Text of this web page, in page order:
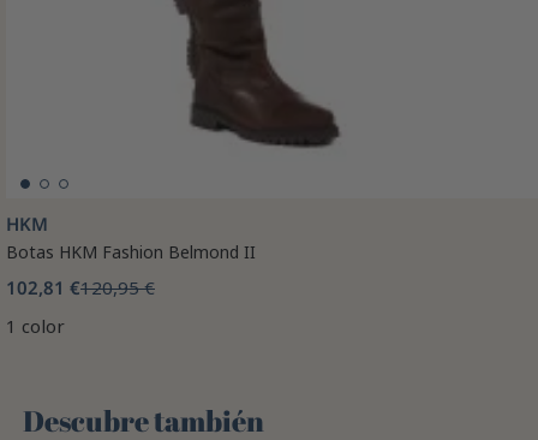
HKM
Botas HKM Fashion Belmond II
102,81 €120,95 €
1 color
Descubre también 🌻